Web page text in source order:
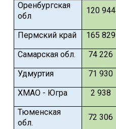
Оренбургская
обл
120 944
Пермский край 165 829
Самарская обл.
74 226
Удмуртия
71 930
ХМАО - Югра
2 938
Тюменская
обл.
72 306